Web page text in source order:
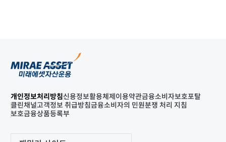
개인정보처리방침신용정보활용체제 이용약관금융소비자보호포탈
클린채널고객정보 취급방침금융소비자의 민원분쟁 처리 지침
보호금융상품등록부